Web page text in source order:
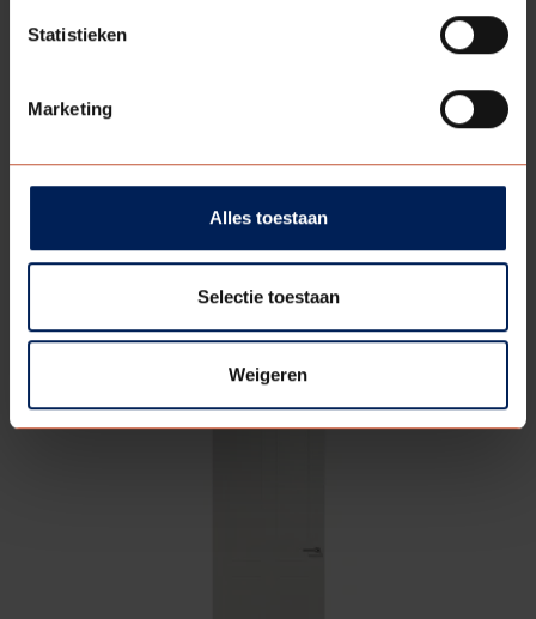
Statistieken
Marketing
Alles toestaan
Selectie toestaan
Weigeren
VERDILINE 620
Bekijk model